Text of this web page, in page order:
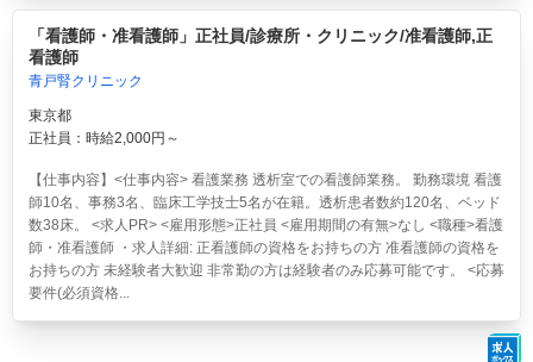
「看護師・准看護師」正社員/診療所・クリニック/准看護師,正
看護師
青戸腎クリニック
東京都
正社員：時給2,000円～
【仕事内容】<仕事内容> 看護業務 透析室での看護師業務。 勤務環境 看護
師10名、事務3名、臨床工学技士5名が在籍。透析患者数約120名、ベッド
数38床。 <求人PR> <雇用形態>正社員 <雇用期間の有無>なし <職種>看護
師・准看護師 ・求人詳細: 正看護師の資格をお持ちの方 准看護師の資格を
お持ちの方 未経験者大歓迎 非常勤の方は経験者のみ応募可能です。 <応募
要件(必須資格...